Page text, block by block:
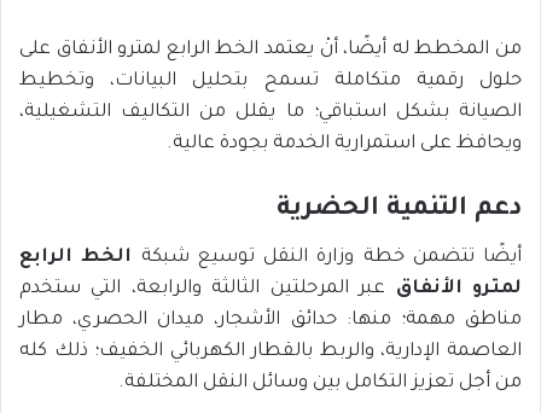
من المخطط له أيضًا، أنْ يعتمد الخط الرابع لمترو الأنفاق على
حلول رقمية متكاملة تسمح بتحليل البيانات، وتخطيط
الصيانة بشكل استباقي؛ ما يقلل من التكاليف التشغيلية،
ويحافظ على استمرارية الخدمة بجودة عالية.
دعم التنمية الحضرية
أيضًا تتضمن خطة وزارة النقل توسيع شبكة
الخط الرابع
لمترو الأنفاق عبر المرحلتين الثالثة والرابعة، التي ستخدم
مناطق مهمة؛ منها: حدائق الأشجار، ميدان الحصري، مطار
العاصمة الإدارية، والربط بالقطار الكهربائي الخفيف؛ ذلك كله
من أجل تعزيز التكامل بين وسائل النقل المختلفة.